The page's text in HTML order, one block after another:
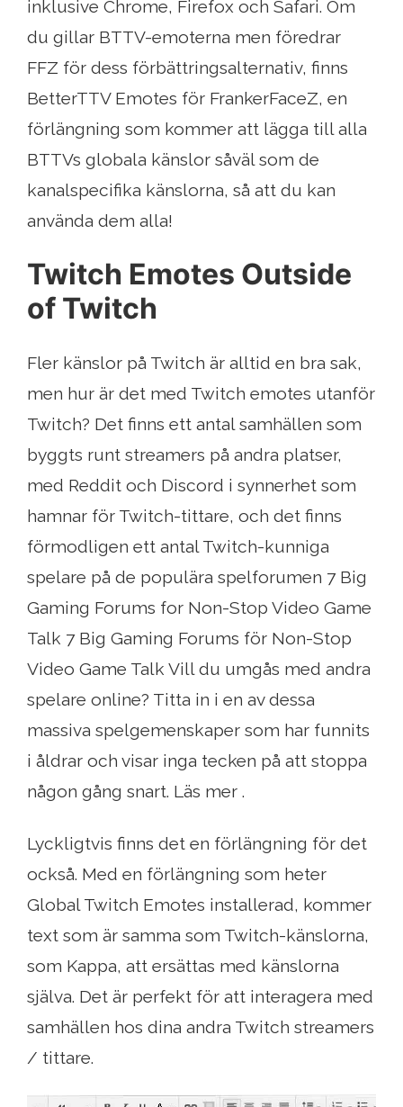
inklusive Chrome, Firefox och Safari. Om
du gillar BTTV-emoterna men föredrar
FFZ för dess förbättringsalternativ, finns
BetterTTV Emotes för FrankerFaceZ, en
förlängning som kommer att lägga till alla
BTTVs globala känslor såväl som de
kanalspecifika känslorna, så att du kan
använda dem alla!
Twitch Emotes Outside
of Twitch
Fler känslor på Twitch är alltid en bra sak,
men hur är det med Twitch emotes utanför
Twitch? Det finns ett antal samhällen som
byggts runt streamers på andra platser,
med Reddit och Discord i synnerhet som
hamnar för Twitch-tittare, och det finns
förmodligen ett antal Twitch-kunniga
spelare på de populära spelforumen 7 Big
Gaming Forums for Non-Stop Video Game
Talk 7 Big Gaming Forums för Non-Stop
Video Game Talk Vill du umgås med andra
spelare online? Titta in i en av dessa
massiva spelgemenskaper som har funnits
i åldrar och visar inga tecken på att stoppa
någon gång snart. Läs mer .
Lyckligtvis finns det en förlängning för det
också. Med en förlängning som heter
Global Twitch Emotes installerad, kommer
text som är samma som Twitch-känslorna,
som Kappa, att ersättas med känslorna
själva. Det är perfekt för att interagera med
samhällen hos dina andra Twitch streamers
/ tittare.